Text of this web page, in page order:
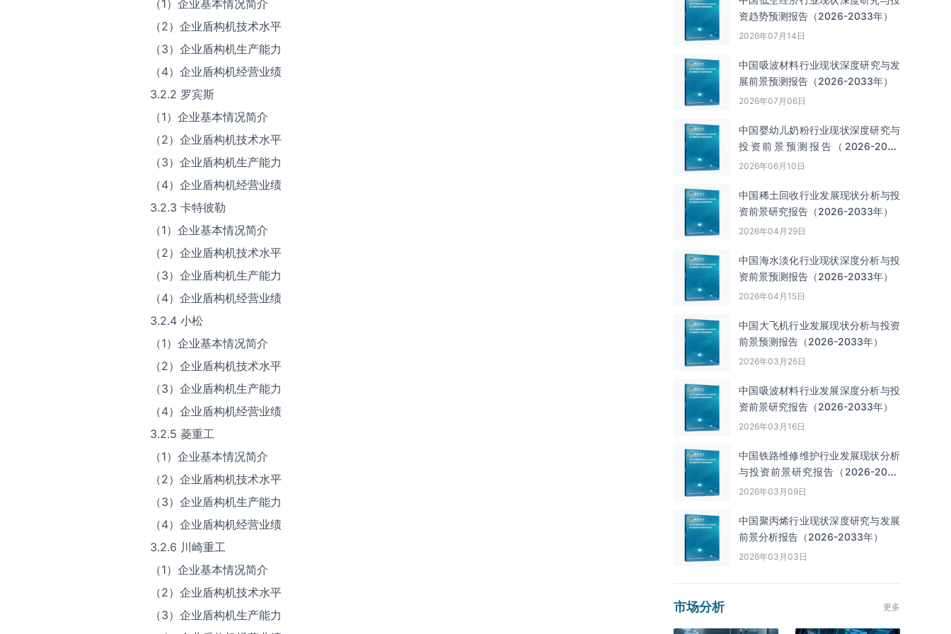
（1）企业基本情况简介
（2）企业盾构机技术水平
（3）企业盾构机生产能力
（4）企业盾构机经营业绩
3.2.2 罗宾斯
（1）企业基本情况简介
（2）企业盾构机技术水平
（3）企业盾构机生产能力
（4）企业盾构机经营业绩
3.2.3 卡特彼勒
（1）企业基本情况简介
（2）企业盾构机技术水平
（3）企业盾构机生产能力
（4）企业盾构机经营业绩
3.2.4 小松
（1）企业基本情况简介
（2）企业盾构机技术水平
（3）企业盾构机生产能力
（4）企业盾构机经营业绩
3.2.5 菱重工
（1）企业基本情况简介
（2）企业盾构机技术水平
（3）企业盾构机生产能力
（4）企业盾构机经营业绩
3.2.6 川崎重工
（1）企业基本情况简介
（2）企业盾构机技术水平
（3）企业盾构机生产能力
资趋势预测报告（2026-2033年）
2026年07月14日
中国吸波材料‌‌‌行业现状深度研究与发
展前景预测报告（2026-2033年）
2026年07月06日
中国婴幼儿奶粉行业现状深度研究与
投资前景预测报告（2026-2033
年）
2026年06月10日
中国‌‌稀土回收‌‌行业发展现状分析与投
资前景研究报告（2026-2033年）
2026年04月29日
中国海水淡化行业现状深度分析与投
资前景预测报告（2026-2033年）
2026年04月15日
中国大飞机行业发展现状分析与投资
前景预测报告（2026-2033年）
2026年03月26日
中国吸波材料行业发展深度分析与投
资前景研究报告（2026-2033年）
2026年03月16日
中国铁路维修维护行业发展现状分析
与投资前景研究报告（2026-2033
年）
2026年03月09日
中国聚丙烯行业现状深度研究与发展
前景分析报告（2026-2033年）
2026年03月03日
市场分析 更多